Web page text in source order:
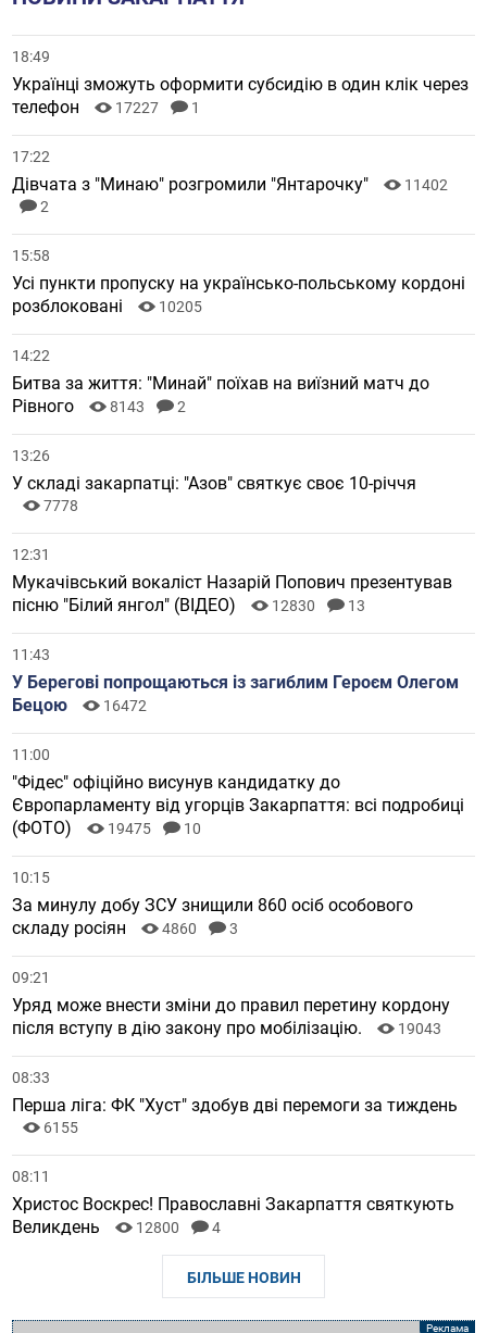
18:49
Українці зможуть оформити субсидію в один клік через
телефон
17227 1
17:22
Дівчата з "Минаю" розгромили "Янтарочку"
11402
2
15:58
Усі пункти пропуску на українсько-польському кордоні
розблоковані
10205
14:22
Битва за життя: "Минай" поїхав на виїзний матч до
Рівного
8143 2
13:26
У складі закарпатці: "Азов" святкує своє 10-річчя
7778
12:31
Мукачівський вокаліст Назарій Попович презентував
пісню "Білий янгол" (ВІДЕО)
12830 13
11:43
У Берегові попрощаються із загиблим Героєм Олегом
Бецою
16472
11:00
"Фідес" офіційно висунув кандидатку до
Європарламенту від угорців Закарпаття: всі подробиці
(ФОТО)
19475 10
10:15
За минулу добу ЗСУ знищили 860 осіб особового
складу росіян
4860 3
09:21
Уряд може внести зміни до правил перетину кордону
після вступу в дію закону про мобілізацію.
19043
08:33
Перша ліга: ФК "Хуст" здобув дві перемоги за тиждень
6155
08:11
Христос Воскрес! Православні Закарпаття святкують
Великдень
12800 4
БІЛЬШЕ НОВИН